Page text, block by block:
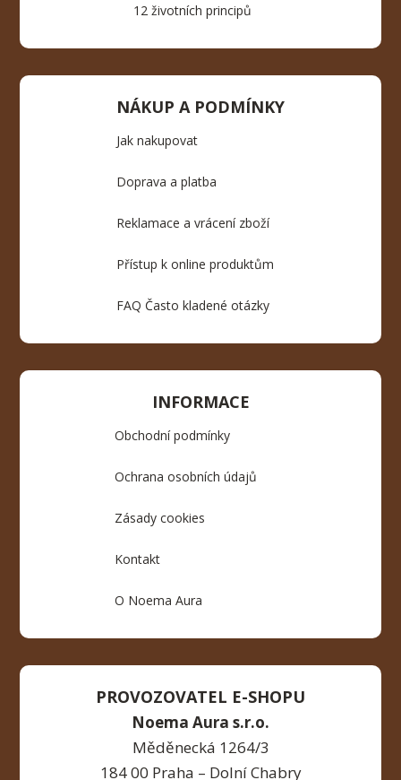
12 životních principů
NÁKUP A PODMÍNKY
Jak nakupovat
Doprava a platba
Reklamace a vrácení zboží
Přístup k online produktům
FAQ Často kladené otázky
INFORMACE
Obchodní podmínky
Ochrana osobních údajů
Zásady cookies
Kontakt
O Noema Aura
PROVOZOVATEL E-SHOPU
Noema Aura s.r.o.
Měděnecká 1264/3
184 00 Praha – Dolní Chabry